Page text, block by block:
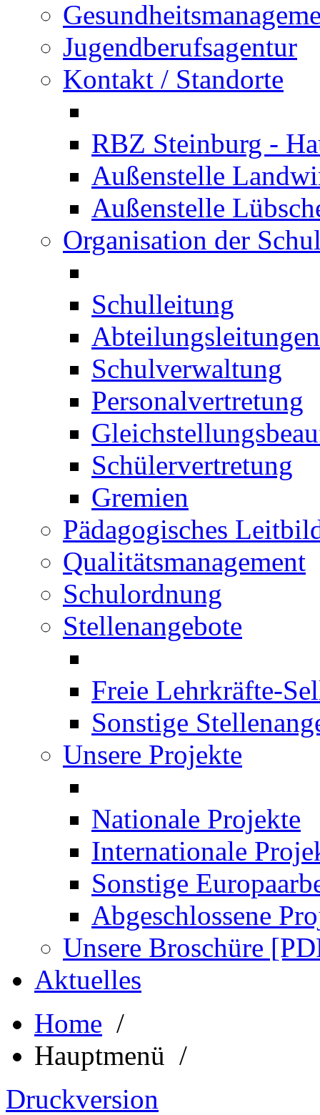
Jugendberufsagentur
Kontakt / Standorte
RBZ Steinburg -
Außenstelle
Außenstelle
Organisation der
Schulleitung
Abteilungsleitungen
Schulverwaltung
Personalvertretung
Schülervertretung
Gremien
Pädagogisches
Qualitätsmanagement
Schulordnung
Stellenangebote
Freie Lehrkräfte-
Sonstige
Unsere Projekte
Nationale Projekte
Internationale
Sonstige
Abgeschlossene
Unsere Broschüre
Aktuelles
Home /
Hauptmenü /
Druckversion